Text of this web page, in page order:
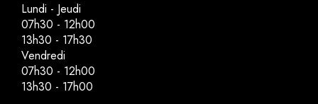
Lundi - Jeudi
07h30 - 12h00
13h30 - 17h30
Vendredi
07h30 - 12h00
13h30 - 17h00